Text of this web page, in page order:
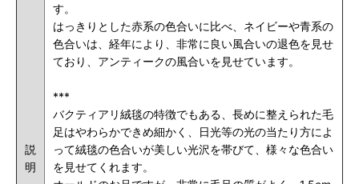
説
明
す。
はっきりとした赤系の色合いに比べ、ネイビーや青系の
色合いは、経年により、非常に良い風合いの退色を見せ
ており、アンティークの風合いを見せています。
***
バクティアリ絨毯の特徴でもある、長めに整えられた毛
足はやわらかできめ細かく、日光等の光の当たり方によ
って絨毯の色合いが美しい光沢を帯びて、様々な色合い
を見せてくれます。